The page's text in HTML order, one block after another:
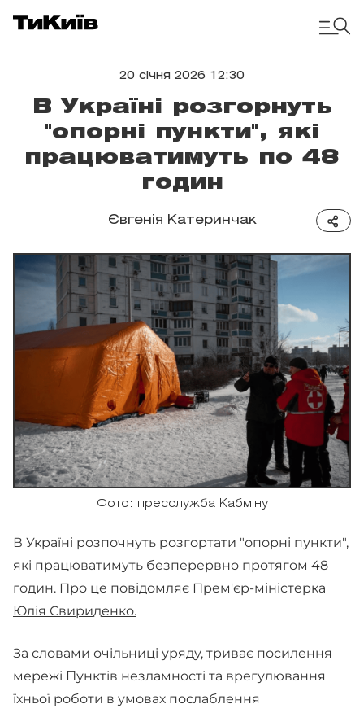
20 січня 2026 12:30
В Україні розгорнуть
"опорні пункти", які
працюватимуть по 48
годин
Євгенія Катеринчак
Фото: пресслужба Кабміну
В Україні розпочнуть розгортати "опорні пункти",
які працюватимуть безперервно протягом 48
годин. Про це повідомляє Прем'єр-міністерка
Юлія Свириденко.
За словами очільниці уряду, триває посилення
мережі Пунктів незламності та врегулювання
їхньої роботи в умовах послаблення